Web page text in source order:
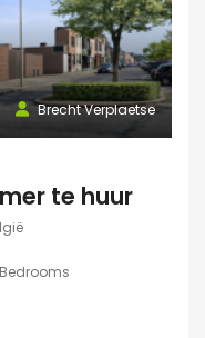
Brecht Verplaetse
te huur
Bedrooms